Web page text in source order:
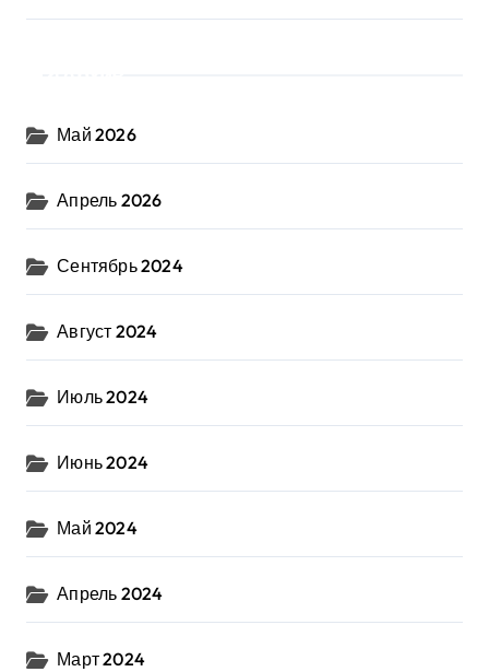
Май 2026
Апрель 2026
Сентябрь 2024
Август 2024
Июль 2024
Июнь 2024
Май 2024
Апрель 2024
Март 2024